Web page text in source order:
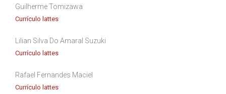
Guilherme Tomizawa
Currículo lattes
Lilian Silva Do Amaral Suzuki
Currículo lattes
Rafael Fernandes Maciel
Currículo lattes